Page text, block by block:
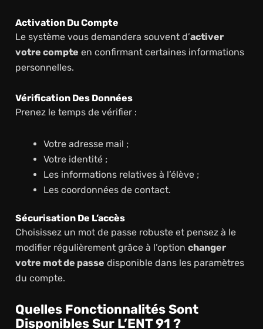
Activation Du Compte
Le système vous demandera souvent d’activer
votre compte en confirmant certaines informations
personnelles.
Vérification Des Données
Prenez le temps de vérifier :
Votre adresse mail ;
Votre identité ;
Les informations relatives à l’élève ;
Les coordonnées de contact.
Sécurisation De L’accès
Choisissez un mot de passe robuste et pensez à le
modifier régulièrement grâce à l’option changer
votre mot de passe disponible dans les paramètres
du compte.
Quelles Fonctionnalités Sont
Disponibles Sur L’ENT 91 ?